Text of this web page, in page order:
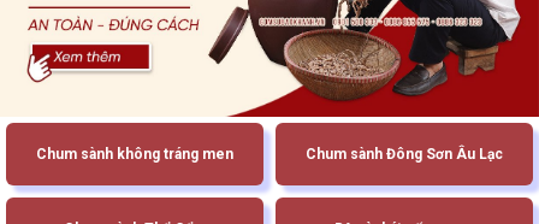
Chum sành không tráng men Chum sành Đông Sơn Âu Lạc